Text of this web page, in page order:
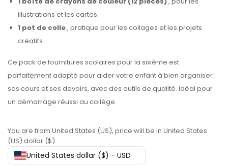
illustrations et les cartes.
1 pot de colle, pratique pour les collages et les projets
créatifs.
Ce pack de fournitures scolaires pour la sixième est
parfaitement adapté pour aider votre enfant à bien organiser
ses cours et ses devoirs, avec des outils de qualité. Idéal pour
un démarrage réussi au collège.
You are from United States (US), price will be in United States
(US) dollar ($).
United States dollar ($) - USD